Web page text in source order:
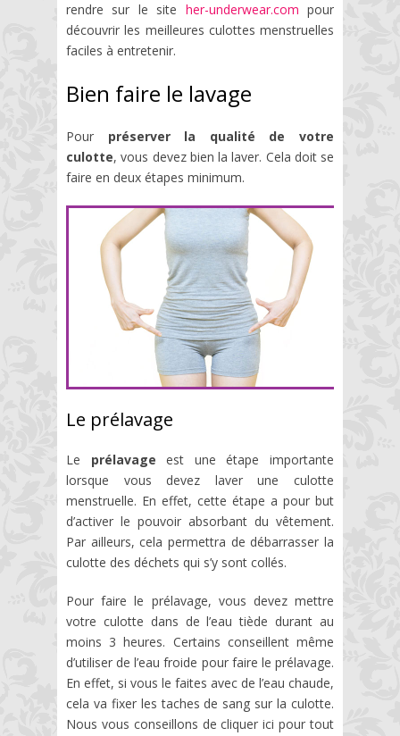
rendre sur le site her-underwear.com pour
découvrir les meilleures culottes menstruelles
faciles à entretenir.
Bien faire le lavage
Pour préserver la qualité de votre
culotte, vous devez bien la laver. Cela doit se
faire en deux étapes minimum.
Le prélavage
Le prélavage est une étape importante
lorsque vous devez laver une culotte
menstruelle. En effet, cette étape a pour but
d’activer le pouvoir absorbant du vêtement.
Par ailleurs, cela permettra de débarrasser la
culotte des déchets qui s’y sont collés.
Pour faire le prélavage, vous devez mettre
votre culotte dans de l’eau tiède durant au
moins 3 heures. Certains conseillent même
d’utiliser de l’eau froide pour faire le prélavage.
En effet, si vous le faites avec de l’eau chaude,
cela va fixer les taches de sang sur la culotte.
Nous vous conseillons de cliquer ici pour tout